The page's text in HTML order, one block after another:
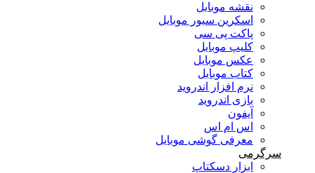
نقشه موبایل
اسکرین سیور موبایل
پاکت پی سی
کلیپ موبایل
عکس موبایل
کتاب موبایل
نرم افزار اندروید
بازی اندروید
آیفون
اس ام اس
معرفی گوشی موبایل
سرگرمی
ابزار دسکتاپ